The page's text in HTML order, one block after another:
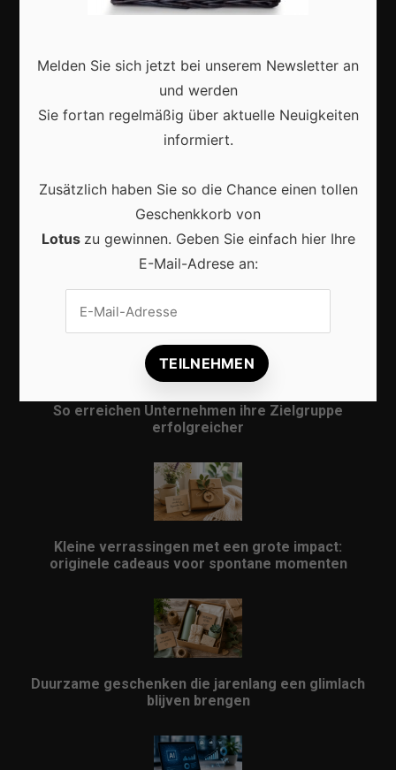
Produkte
Lokale Suchmaschinenoptimierung bleibt der
Schlüssel für mehr regionale Kunden
So erreichen Unternehmen ihre Zielgruppe
erfolgreicher
Kleine verrassingen met een grote impact:
originele cadeaus voor spontane momenten
Duurzame geschenken die jarenlang een glimlach
blijven brengen
Melden Sie sich jetzt bei unserem Newsletter an
und werden
Sie fortan regelmäßig über aktuelle Neuigkeiten
informiert.
Zusätzlich haben Sie so die Chance einen tollen
Geschenkkorb von
Lotus zu gewinnen. Geben Sie einfach hier Ihre
E-Mail-Adrese an: